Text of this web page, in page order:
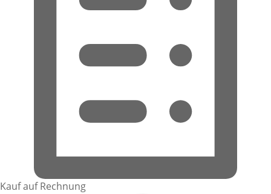
Kauf auf Rechnung